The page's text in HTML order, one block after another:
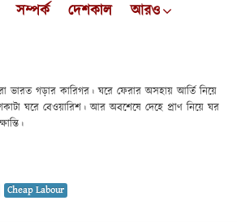
সম্পর্ক দেশকাল আরও
ভারত গড়ার কারিগর। ঘরে ফেরার অসহায় আর্তি নিয়ে
ঘরে বেওয়ারিশ। আর অবশেষে দেহে প্রাণ নিয়ে ঘর
Cheap Labour